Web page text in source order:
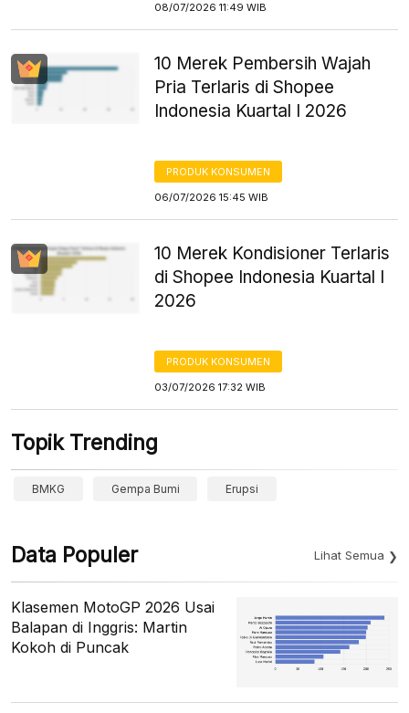
08/07/2026 11:49 WIB
10 Merek Pembersih Wajah
Pria Terlaris di Shopee
Indonesia Kuartal I 2026
PRODUK KONSUMEN
06/07/2026 15:45 WIB
10 Merek Kondisioner Terlaris
di Shopee Indonesia Kuartal I
2026
PRODUK KONSUMEN
03/07/2026 17:32 WIB
Topik Trending
BMKG Gempa Bumi Erupsi
Data Populer Lihat Semua
Klasemen MotoGP 2026 Usai
Balapan di Inggris: Martin
Kokoh di Puncak